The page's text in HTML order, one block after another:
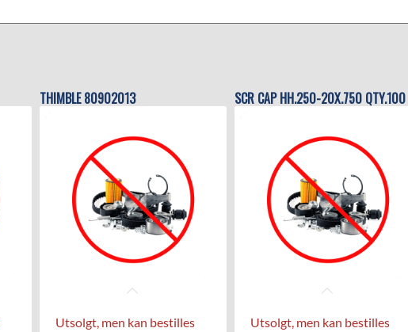
THIMBLE 80902013
Utsolgt, men kan bestilles
SCR CAP HH.250-20X.750 QTY.100
Utsolgt, men kan bestilles